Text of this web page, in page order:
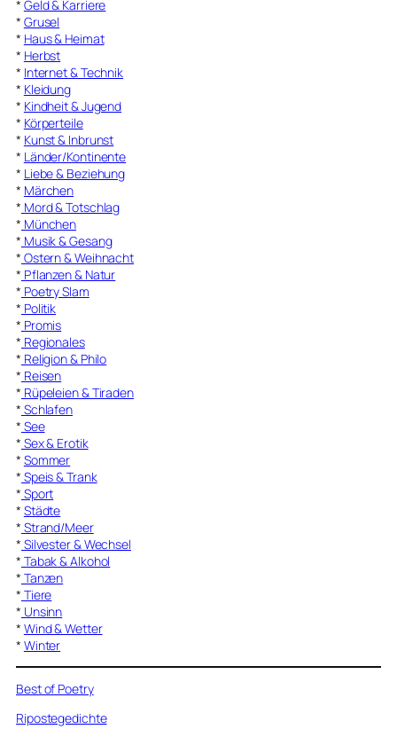
* Geld & Karriere
* Grusel
* Haus & Heimat
* Herbst
* Internet & Technik
* Kleidung
* Kindheit & Jugend
* Körperteile
* Kunst & Inbrunst
* Länder/Kontinente
* Liebe & Beziehung
* Märchen
* Mord & Totschlag
* München
* Musik & Gesang
* Ostern & Weihnacht
* Pflanzen & Natur
* Poetry Slam
* Politik
* Promis
* Regionales
* Religion & Philo
* Reisen
* Rüpeleien & Tiraden
* Schlafen
* See
* Sex & Erotik
* Sommer
* Speis & Trank
* Sport
* Städte
* Strand/Meer
* Silvester & Wechsel
* Tabak & Alkohol
* Tanzen
* Tiere
* Unsinn
* Wind & Wetter
* Winter
Best of Poetry
Ripostegedichte